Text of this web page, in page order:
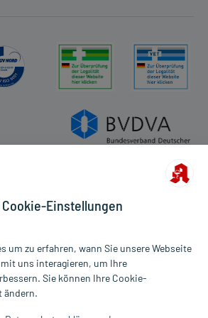
ggf. zzgl. Versandkosten
Website werden ausschließlich für
Einstellungen
um zu erfahren, wann Sie unsere Webseite
uns interagieren, um Ihre
Sie können Ihre Cookie-
ändern.